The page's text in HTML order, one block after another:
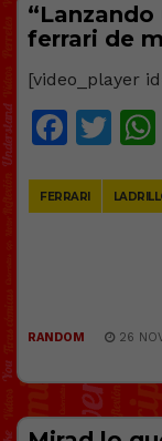
ferrari de
[video_player
FERRARI
RANDOM 26